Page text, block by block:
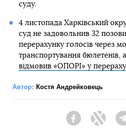
суду.
4 листопада Харківський
суд не задовольнив 32
перерахунку голосів через
транспортування бюлетенів,
відмовив «ОПОРІ» у
Автор: Костя Андрейковець
FacebookTwitter